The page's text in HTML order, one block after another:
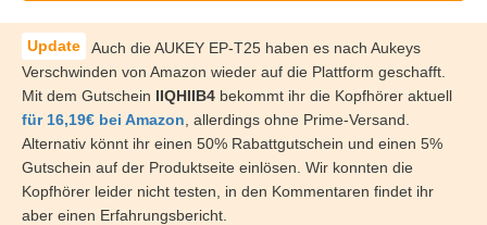
Auch die AUKEY EP-T25 haben es nach Aukeys
Verschwinden von Amazon wieder auf die Plattform geschafft.
Mit dem Gutschein IIQHIIB4 bekommt ihr die Kopfhörer aktuell
für 16,19€ bei Amazon , allerdings ohne Prime-Versand.
Alternativ könnt ihr einen 50% Rabattgutschein und einen 5%
Gutschein auf der Produktseite einlösen. Wir konnten die
Kopfhörer leider nicht testen, in den Kommentaren findet ihr
aber einen Erfahrungsbericht.